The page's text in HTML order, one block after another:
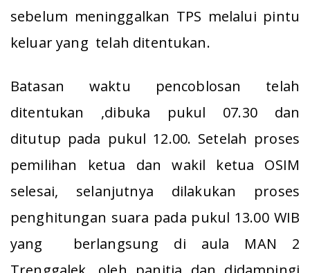
sebelum meninggalkan TPS melalui pintu
keluar yang telah ditentukan.
Batasan waktu pencoblosan telah
ditentukan ,dibuka pukul 07.30 dan
ditutup pada pukul 12.00. Setelah proses
pemilihan ketua dan wakil ketua OSIM
selesai, selanjutnya dilakukan proses
penghitungan suara pada pukul 13.00 WIB
yang berlangsung di aula MAN 2